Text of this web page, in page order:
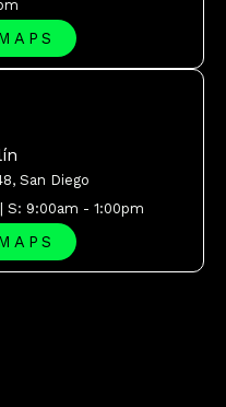
San Diego
S: 9:00am - 1:00pm